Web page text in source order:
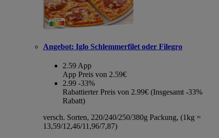
Angebot: Iglo Schlemmerfilet oder Filegro
2.59 App
App Preis von 2.59€
2.99 -33%
Rabattierter Preis von 2.99€ (Insgesamt -33%
Rabatt)
versch. Sorten, 220/240/250/380g Packung, (1kg =
13,59/12,46/11,96/7,87)